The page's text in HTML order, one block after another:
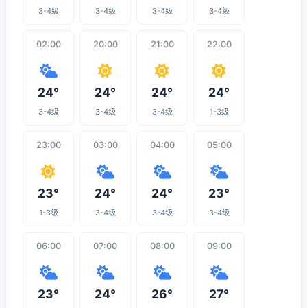
3-4级 3-4级 3-4级 3-4级
02:00
24°
3-4级
20:00
24°
3-4级
21:00
24°
3-4级
22:00
24°
1-3级
23:00
23°
1-3级
03:00
24°
3-4级
04:00
24°
3-4级
05:00
23°
3-4级
06:00
23°
07:00
24°
08:00
26°
09:00
27°